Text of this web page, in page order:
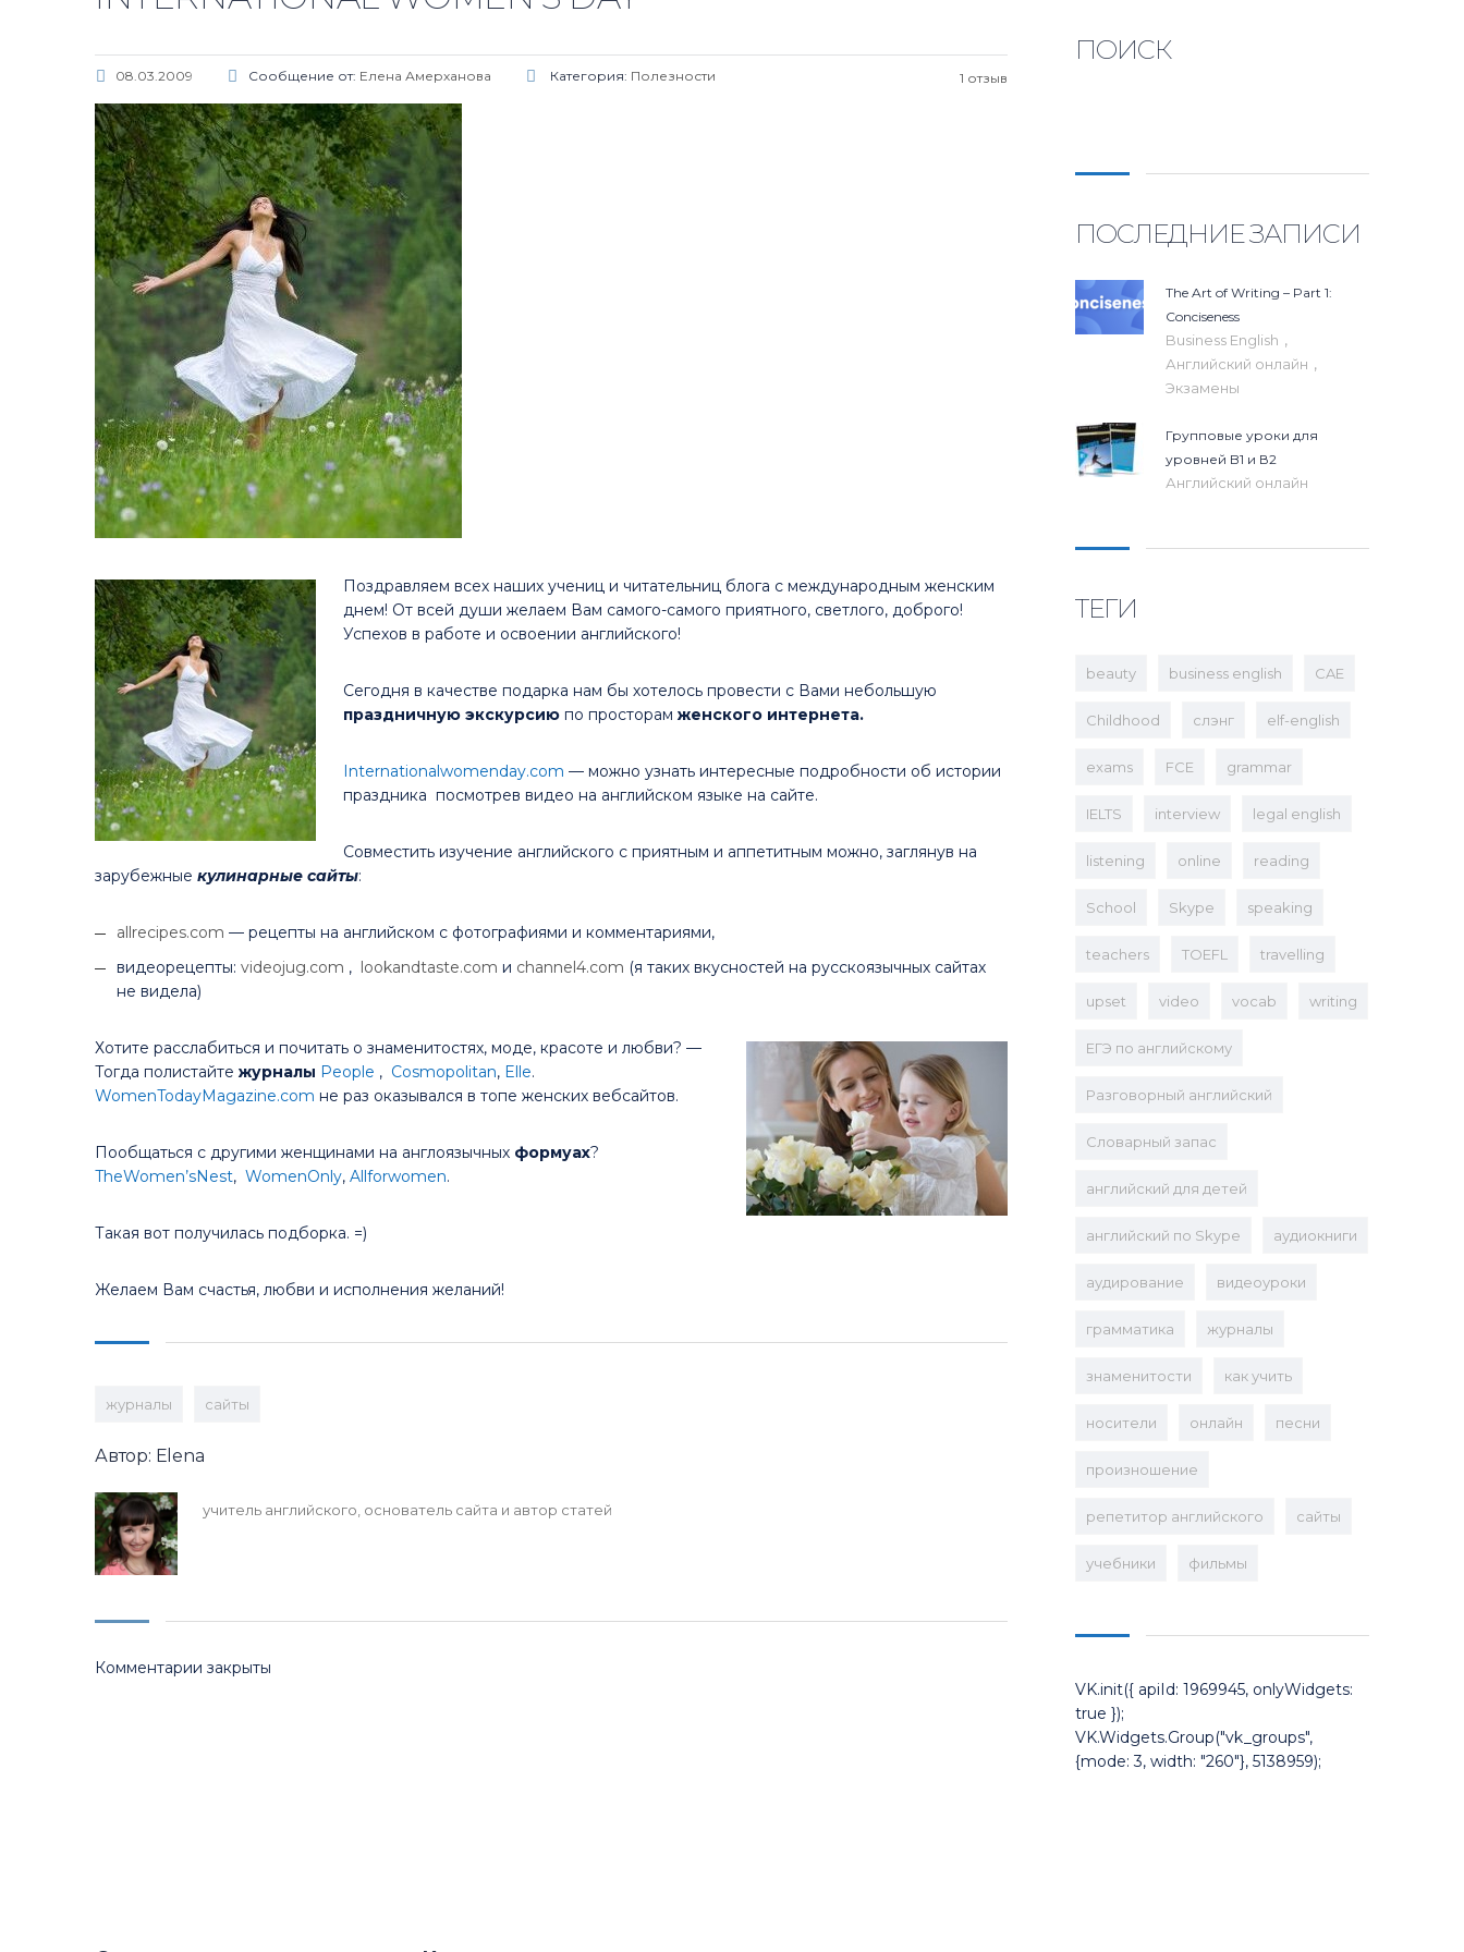
08.03.2009 Сообщение от: Елена Амерханова Категория: Полезности 1 отзыв
Поздравляем всех наших учениц и читательниц блога с международным женским
днем! От всей души желаем Вам самого-самого приятного, светлого, доброго!
Успехов в работе и освоении английского!
Сегодня в качестве подарка нам бы хотелось провести с Вами небольшую
праздничную экскурсию по просторам женского интернета.
Internationalwomenday.com — можно узнать интересные подробности об истории
праздника посмотрев видео на английском языке на сайте.
Совместить изучение английского с приятным и аппетитным можно, заглянув на
зарубежные кулинарные сайты:
allrecipes.com — рецепты на английском с фотографиями и комментариями,
видеорецепты: videojug.com , lookandtaste.com и channel4.com (я таких вкусностей на русскоязычных сайтах
не видела)
Хотите расслабиться и почитать о знаменитостях, моде, красоте и любви? —
Тогда полистайте журналы People , Cosmopolitan, Elle.
WomenTodayMagazine.com не раз оказывался в топе женских вебсайтов.
Пообщаться с другими женщинами на англоязычных формуах?
TheWomen’sNest, WomenOnly, Allforwomen.
Такая вот получилась подборка. =)
Желаем Вам счастья, любви и исполнения желаний!
журналы сайты
Автор: Elena
учитель английского, основатель сайта и автор статей
Комментарии закрыты
ПОИСК
ПОСЛЕДНИЕ ЗАПИСИ
The Art of Writing – Part 1:
Conciseness
Business English ,
Английский онлайн ,
Экзамены
Групповые уроки для
уровней B1 и В2
Английский онлайн
ТЕГИ
beauty business english CAE
Childhood cлэнг elf-english
exams FCE grammar
IELTS interview legal english
listening online reading
School Skype speaking
teachers TOEFL travelling
upset video vocab writing
ЕГЭ по английскому
Разговорный английский
Словарный запас
английский для детей
английский по Skype аудиокниги
аудирование видеоуроки
грамматика журналы
знаменитости как учить
носители онлайн песни
произношение
репетитор английского сайты
учебники фильмы
VK.init({ apiId: 1969945, onlyWidgets:
true });
VK.Widgets.Group("vk_groups",
{mode: 3, width: "260"}, 5138959);